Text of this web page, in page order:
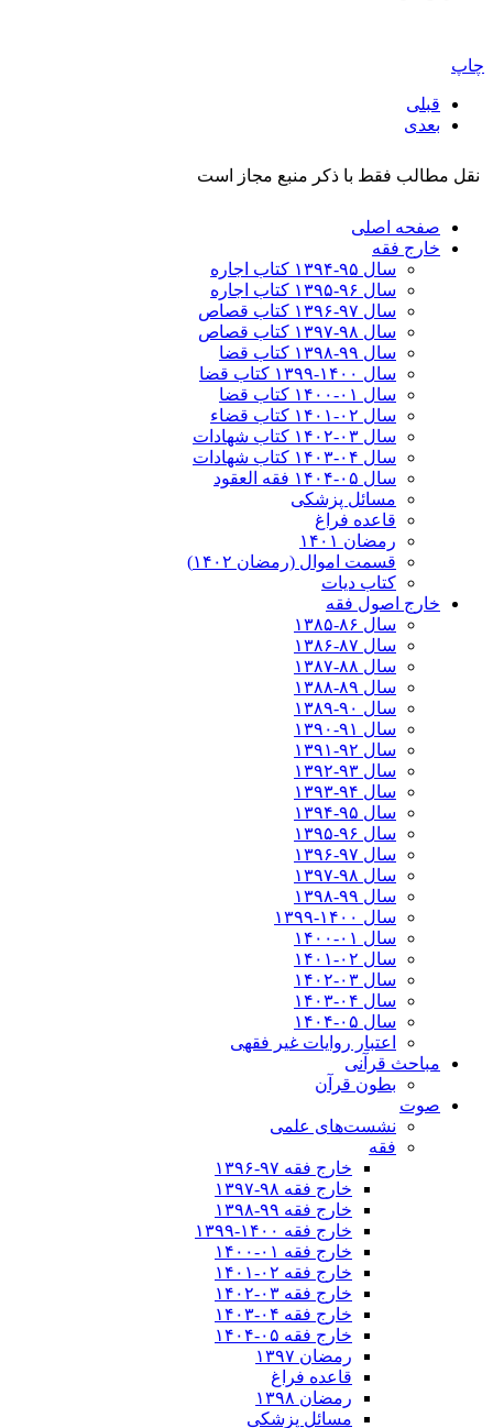
چاپ
قبلی
بعدی
نقل مطالب فقط با ذکر منبع مجاز است
صفحه اصلی
خارج فقه
سال ۹۵-۱۳۹۴ کتاب اجاره
سال ۹۶-۱۳۹۵ کتاب اجاره
سال ۹۷-۱۳۹۶ کتاب قصاص
سال ۹۸-۱۳۹۷ کتاب قصاص
سال ۹۹-۱۳۹۸‍ کتاب قضا
سال ۱۴۰۰-۱۳۹۹ کتاب قضا
سال ۰۱-۱۴۰۰ کتاب قضا
سال ۰۲-۱۴۰۱ کتاب قضاء
سال ۰۳-۱۴۰۲ کتاب شهادات
سال ۰۴-۱۴۰۳ کتاب شهادات
سال ۰۵-۱۴۰۴ فقه العقود
مسائل پزشکی
قاعده فراغ
رمضان ۱۴۰۱
قسمت اموال (رمضان ۱۴۰۲)
کتاب دیات
خارج اصول فقه
سال ۸۶-۱۳۸۵
سال ۸۷-۱۳۸۶
سال ۸۸-۱۳۸۷
سال ۸۹-۱۳۸۸
سال ۹۰-۱۳۸۹
سال ۹۱-۱۳۹۰
سال ۹۲-۱۳۹۱
سال ۹۳-۱۳۹۲
سال ۹۴-۱۳۹۳
سال ۹۵-۱۳۹۴
سال ۹۶-۱۳۹۵
سال ۹۷-۱۳۹۶
سال ۹۸-۱۳۹۷
سال ۹۹-۱۳۹۸‍
سال ۱۴۰۰-۱۳۹۹
سال ۰۱-۱۴۰۰
سال ۰۲-۱۴۰۱
سال ۰۳-۱۴۰۲
سال ۰۴-۱۴۰۳
سال ۰۵-۱۴۰۴
اعتبار روایات غیر فقهی
مباحث قرآنی
بطون قرآن
صوت
نشست‌های علمی
فقه
خارج فقه ۹۷-۱۳۹۶
خارج فقه ۹۸-۱۳۹۷
خارج فقه ۹۹-۱۳۹۸
خارج فقه ۱۴۰۰-۱۳۹۹
خارج فقه ۰۱-۱۴۰۰
خارج فقه ۰۲-۱۴۰۱
خارج فقه ۰۳-۱۴۰۲
خارج فقه ۰۴-۱۴۰۳
خارج فقه ۰۵-۱۴۰۴
رمضان ۱۳۹۷
قاعده فراغ
رمضان ۱۳۹۸
مسائل پزشکی